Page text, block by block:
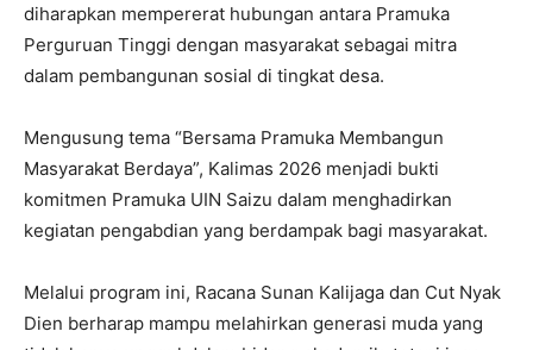
diharapkan mempererat hubungan antara Pramuka
Perguruan Tinggi dengan masyarakat sebagai mitra
dalam pembangunan sosial di tingkat desa.
Mengusung tema “Bersama Pramuka Membangun
Masyarakat Berdaya”, Kalimas 2026 menjadi bukti
komitmen Pramuka UIN Saizu dalam menghadirkan
kegiatan pengabdian yang berdampak bagi masyarakat.
Melalui program ini, Racana Sunan Kalijaga dan Cut Nyak
Dien berharap mampu melahirkan generasi muda yang